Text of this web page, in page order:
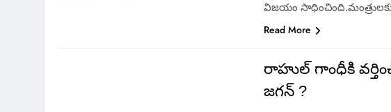
విజయం
Read More
రాహుల్ గాంధీకి
జగన్ ?